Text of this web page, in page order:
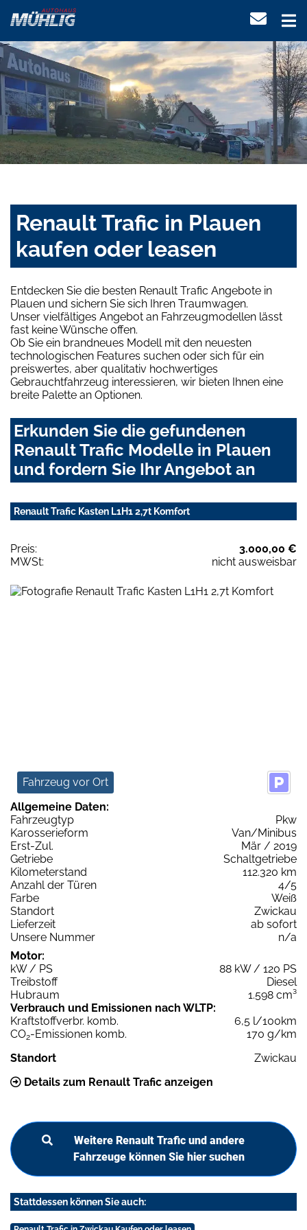
Renault Trafic in Plauen
kaufen oder leasen
Entdecken Sie die besten Renault Trafic Angebote in
Plauen und sichern Sie sich Ihren Traumwagen.
Unser vielfältiges Angebot an Fahrzeugmodellen lässt
fast keine Wünsche offen.
Ob Sie ein brandneues Modell mit den neuesten
technologischen Features suchen oder sich für ein
preiswertes, aber qualitativ hochwertiges
Gebrauchtfahrzeug interessieren, wir bieten Ihnen eine
breite Palette an Optionen.
Erkunden Sie die gefundenen
Renault Trafic Modelle in Plauen
und fordern Sie Ihr Angebot an
Renault Trafic Kasten L1H1 2,7t Komfort
Preis:
3.000,00 €
MWSt:
nicht ausweisbar
Fahrzeug vor Ort
Allgemeine Daten:
Fahrzeugtyp
Pkw
Karosserieform
Van/Minibus
Erst-Zul.
Mär / 2019
Getriebe
Schaltgetriebe
Kilometerstand
112.320 km
Anzahl der Türen
4/5
Farbe
Weiß
Standort
Zwickau
Lieferzeit
ab sofort
Unsere Nummer
n/a
Motor:
kW / PS
88 kW / 120 PS
Treibstoff
Diesel
Hubraum
1.598 cm³
Verbrauch und Emissionen nach WLTP:
Kraftstoffverbr. komb.
6,5 l/100km
CO2-Emissionen komb.
170 g/km
Standort
Zwickau
Details zum Renault Trafic anzeigen
Weitere Renault Trafic und andere
Fahrzeuge können Sie hier suchen
Stattdessen können Sie auch: